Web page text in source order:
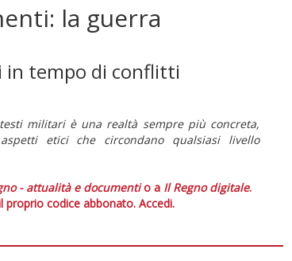
la guerra
in tempo di conflitti
militari è una realtà sempre più concreta,
etici che circondano qualsiasi livello
- attualità e documentio a Il Regno digitale.
proprio codice abbonato. Accedi.